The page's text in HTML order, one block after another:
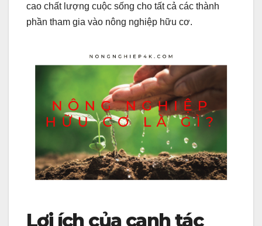
cao chất lượng cuộc sống cho tất cả các thành
phần tham gia vào nông nghiệp hữu cơ.
Lợi ích của canh tác